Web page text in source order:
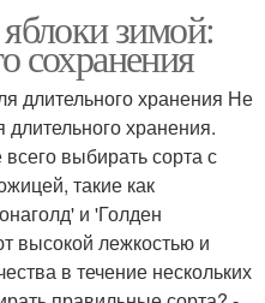
зимой:
сохранения
длительного хранения Не
длительного хранения.
выбирать сорта с
такие как
и 'Голден
высокой лежкостью и
в течение нескольких